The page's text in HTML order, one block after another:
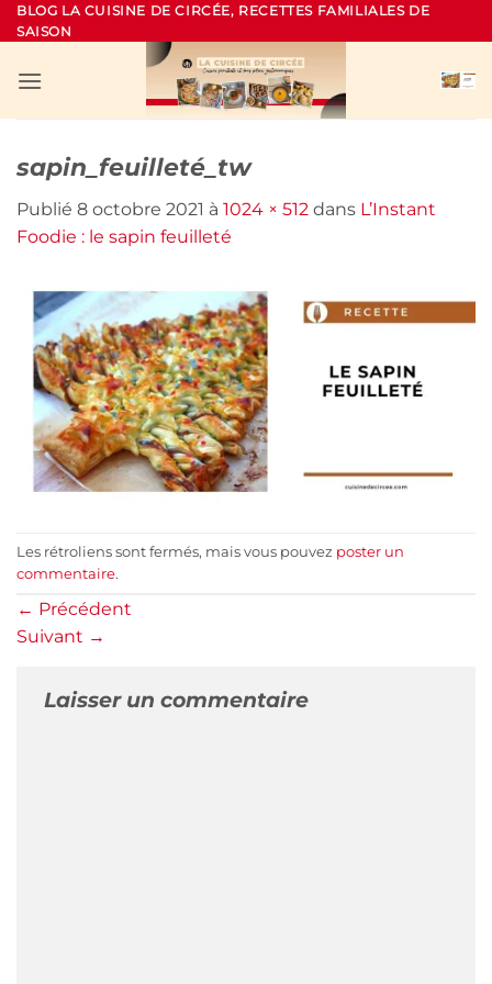
Passer
au
BLOG LA CUISINE DE CIRCÉE, RECETTES FAMILIALES DE
SAISON
sapin_feuilleté_tw
Publié 8 octobre 2021 à 1024 × 512 dans L’Instant
Foodie : le sapin feuilleté
Les rétroliens sont fermés, mais vous pouvez poster un
commentaire.
← Précédent
Suivant →
Laisser un commentaire